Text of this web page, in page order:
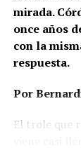
Ganar
mirada.
once años
con la
respuesta.
Por
El trole que